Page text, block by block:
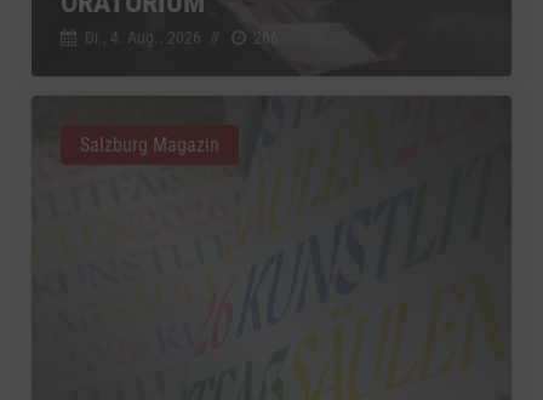
Di., 4. Aug.. 2026 // 266
Salzburg Magazin